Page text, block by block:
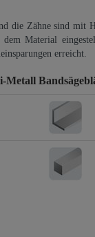
die Zähne sind mit
Material
erreicht.
Metall